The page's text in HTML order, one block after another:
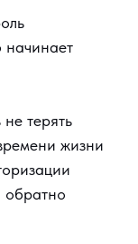
начинает
терять
жизни
обратно